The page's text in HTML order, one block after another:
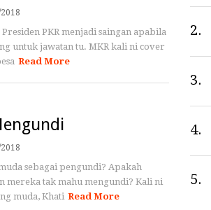
PKR menjadi saingan apabila
untuk jawatan tu. MKR kali ni cover
Read More
sebagai pengundi? Apakah
mereka tak mahu mengundi? Kali ni
muda, Khati Read More
2.
3.
4.
5.